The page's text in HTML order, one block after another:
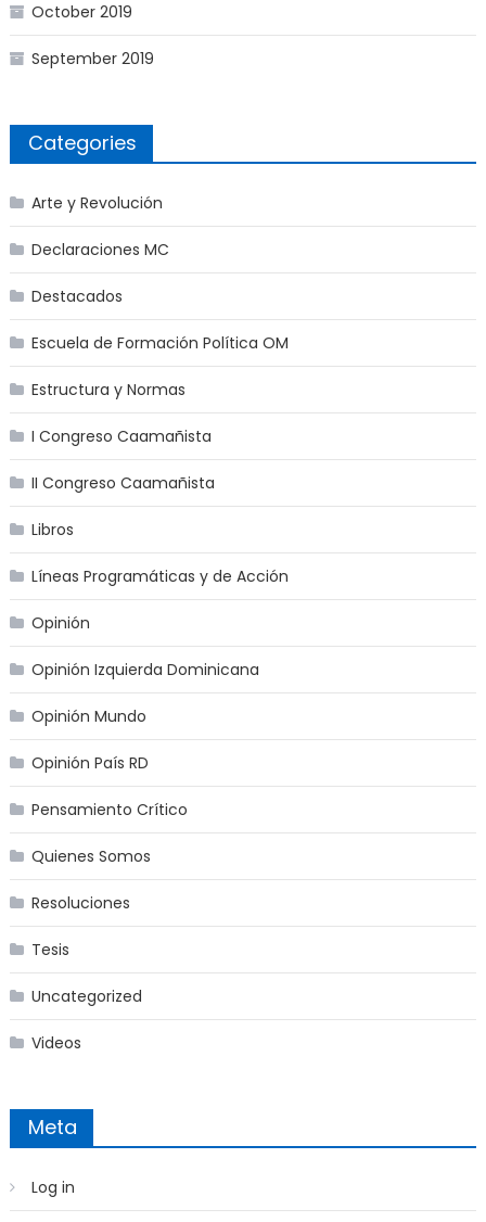
October 2019
September 2019
Categories
Arte y Revolución
Declaraciones MC
Destacados
Escuela de Formación Política OM
Estructura y Normas
I Congreso Caamañista
II Congreso Caamañista
Libros
Líneas Programáticas y de Acción
Opinión
Opinión Izquierda Dominicana
Opinión Mundo
Opinión País RD
Pensamiento Crítico
Quienes Somos
Resoluciones
Tesis
Uncategorized
Videos
Meta
Log in